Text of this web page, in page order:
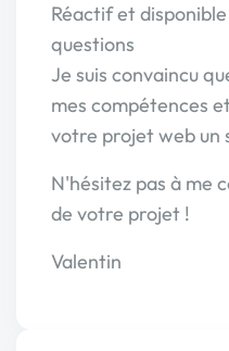
Réactif et
questions
Je suis convaincu
mes compétences
votre projet web un
N'hésitez pas à me
de votre projet !
Valentin